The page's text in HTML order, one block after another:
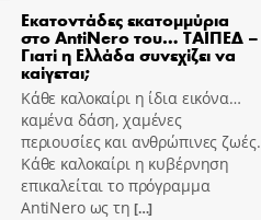
Εκατοντάδες εκατομμύρια
στο AntiNero του… ΤΑΙΠΕΔ –
Γιατί η Ελλάδα συνεχίζει να
καίγεται;
Κάθε καλοκαίρι η ίδια εικόνα…
καμένα δάση, χαμένες
περιουσίες και ανθρώπινες ζωές.
Κάθε καλοκαίρι η κυβέρνηση
επικαλείται το πρόγραμμα
AntiNero ως τη […]